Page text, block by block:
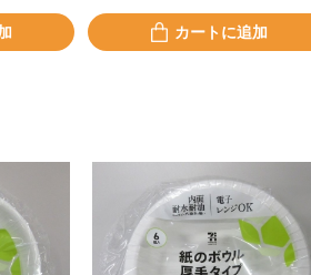
カートに追加